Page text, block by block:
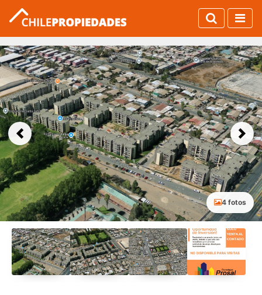
Previous Next
4 fotos